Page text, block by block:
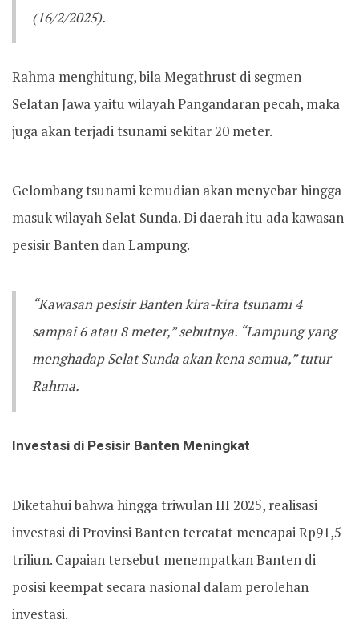
(16/2/2025).
Rahma menghitung, bila Megathrust di segmen
Selatan Jawa yaitu wilayah Pangandaran pecah, maka
juga akan terjadi tsunami sekitar 20 meter.
Gelombang tsunami kemudian akan menyebar hingga
masuk wilayah Selat Sunda. Di daerah itu ada kawasan
pesisir Banten dan Lampung.
“Kawasan pesisir Banten kira-kira tsunami 4
sampai 6 atau 8 meter,” sebutnya. “Lampung yang
menghadap Selat Sunda akan kena semua,” tutur
Rahma.
Investasi di Pesisir Banten Meningkat
Diketahui bahwa hingga triwulan III 2025, realisasi
investasi di Provinsi Banten tercatat mencapai Rp91,5
triliun. Capaian tersebut menempatkan Banten di
posisi keempat secara nasional dalam perolehan
investasi.